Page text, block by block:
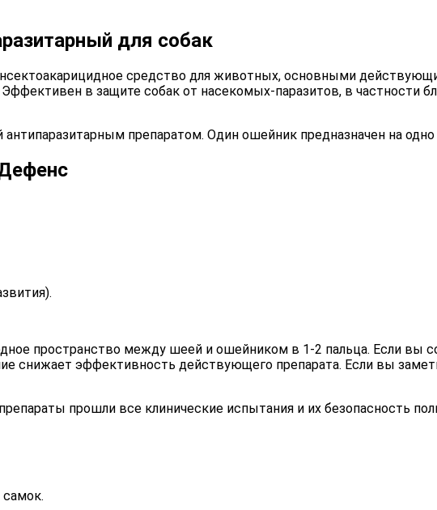
для собак
средство для животных, основными
в защите собак от насекомых-паразитов, в частности
препаратом. Один ошейник предназначен на
пространство между шеей и ошейником в 1-2 пальца. Если вы
снижает эффективность действующего препарата. Если вы
прошли все клинические испытания и их безопасность